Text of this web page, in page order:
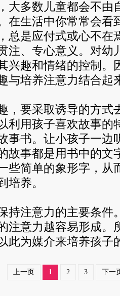
大多数儿童都会不由
在生活中你常常会看
总是应付式或心不在
注、专心意义。对幼
兴趣和情绪的控制。
与培养注意力结合起
要采取诱导的方式
利用孩子喜欢故事的
事书。让小孩子一边
故事都是用书中的文
些简单的象形字，从
培养。
注意力的主要条件
注意力越容易形成。
此为媒介来培养孩子
上一页 1 2 3 下一